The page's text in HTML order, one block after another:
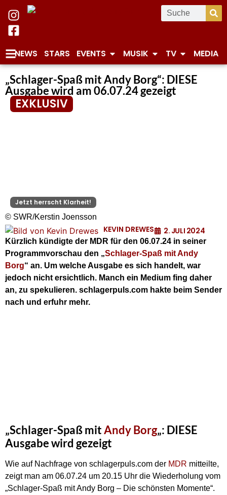
NEWS STARS EVENTS MUSIK TV MEDIA
„Schlager-Spaß mit Andy Borg“: DIESE
Ausgabe wird am 06.07.24 gezeigt
EXKLUSIV
Jetzt herrscht Klarheit!
© SWR/Kerstin Joensson
KEVIN DREWES 2. JULI 2024
Kürzlich kündigte der MDR für den 06.07.24 in seiner
Programmvorschau den „Schlager-Spaß mit Andy
Borg“ an. Um welche Ausgabe es sich handelt, war
jedoch nicht ersichtlich. Manch ein Medium fing daher
an, zu spekulieren. schlagerpuls.com hakte beim Sender
nach und erfuhr mehr.
„Schlager-Spaß mitAndy Borg„: DIESE
Ausgabe wird gezeigt
Wie auf Nachfrage von schlagerpuls.com der MDR mitteilte,
zeigt man am 06.07.24 um 20.15 Uhr die Wiederholung vom
„Schlager-Spaß mit Andy Borg – Die schönsten Momente“.